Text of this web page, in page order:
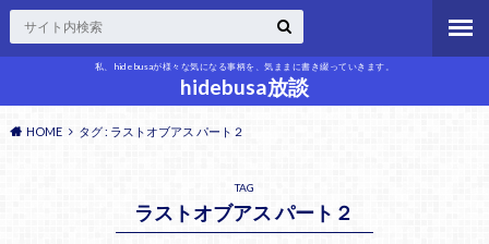
私、hidebusaが様々な気になる事柄を、気ままに書き綴っていきます。
hidebusa放談
HOME タグ : ラストオブアス パート２
TAG
ラストオブアス パート２